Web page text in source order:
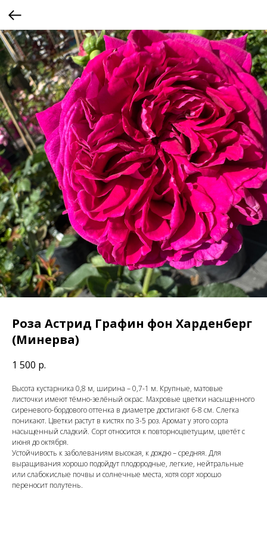
Роза Астрид Графин фон Харденберг
(Минерва)
1 500 р.
Высота кустарника 0,8 м, ширина – 0,7-1 м. Крупные, матовые
листочки имеют тёмно-зелёный окрас. Махровые цветки насыщенного
сиреневого-бордового оттенка в диаметре достигают 6-8 см. Слегка
поникают. Цветки растут в кистях по 3-5 роз. Аромат у этого сорта
насыщенный сладкий. Сорт относится к повторноцветущим, цветёт с
июня до октября.
Устойчивость к заболеваниям высокая, к дождю – средняя. Для
выращивания хорошо подойдут плодородные, легкие, нейтральные
или слабокислые почвы и солнечные места, хотя сорт хорошо
переносит полутень.